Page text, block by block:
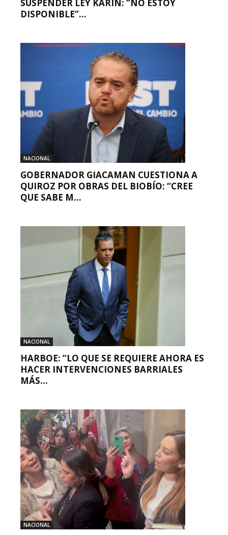
SUSPENDER LEY KARIN: “NO ESTOY
DISPONIBLE”...
NACIONAL
GOBERNADOR GIACAMAN CUESTIONA A
QUIROZ POR OBRAS DEL BIOBÍO: “CREE
QUE SABE M...
NACIONAL
HARBOE: “LO QUE SE REQUIERE AHORA ES
HACER INTERVENCIONES BARRIALES
MÁS...
NACIONAL